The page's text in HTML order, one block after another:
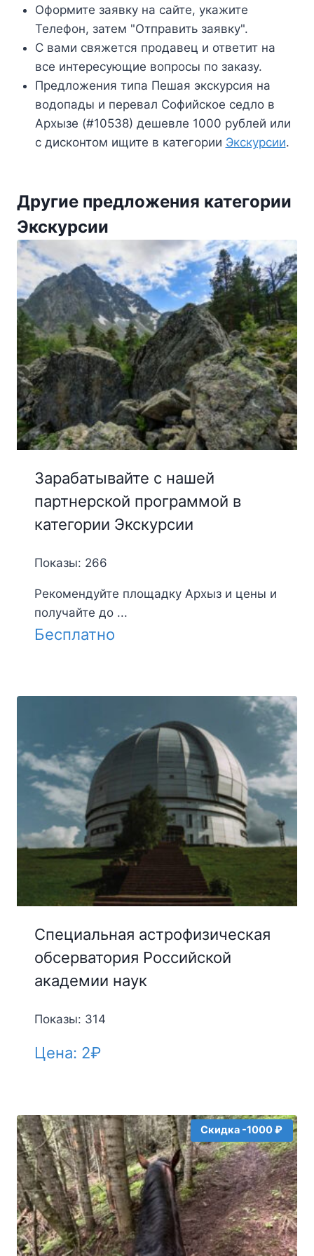
Оформите заявку на сайте, укажите
Телефон, затем "Отправить заявку".
С вами свяжется продавец и ответит на
все интересующие вопросы по заказу.
Предложения типа Пешая экскурсия на
водопады и перевал Софийское седло в
Архызе (#10538) дешевле 1000 рублей или
с дисконтом ищите в категории Экскурсии.
Другие предложения категории
Экскурсии
Зарабатывайте с нашей
партнерской программой в
категории Экскурсии
Показы: 266
Рекомендуйте площадку Архыз и цены и
получайте до ...
Бесплатно
Специальная астрофизическая
обсерватория Российской
академии наук
Показы: 314
Цена: 2₽
Скидка -1000 ₽